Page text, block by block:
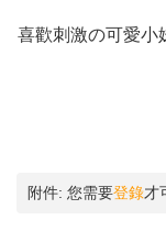
喜歡刺激の可愛小
附件: 您需要登錄才